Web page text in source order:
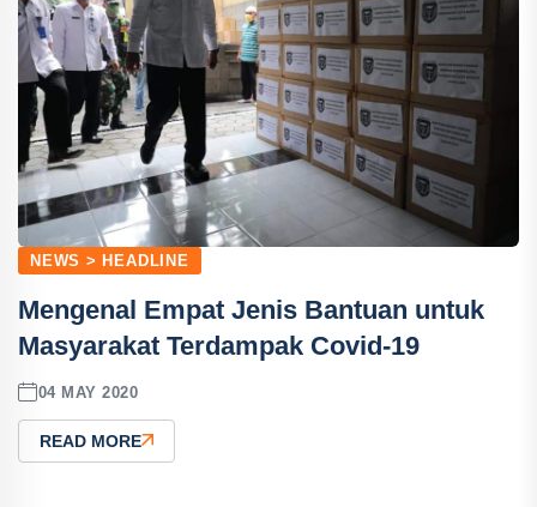
NEWS > HEADLINE
Mengenal Empat Jenis Bantuan untuk
Masyarakat Terdampak Covid-19
04 MAY 2020
READ MORE